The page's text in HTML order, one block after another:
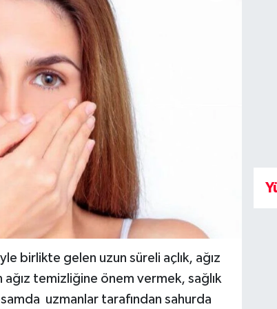
birlikte gelen uzun süreli açlık, ağız
temizliğine önem vermek, sağlık
uzmanlar tarafından sahurda